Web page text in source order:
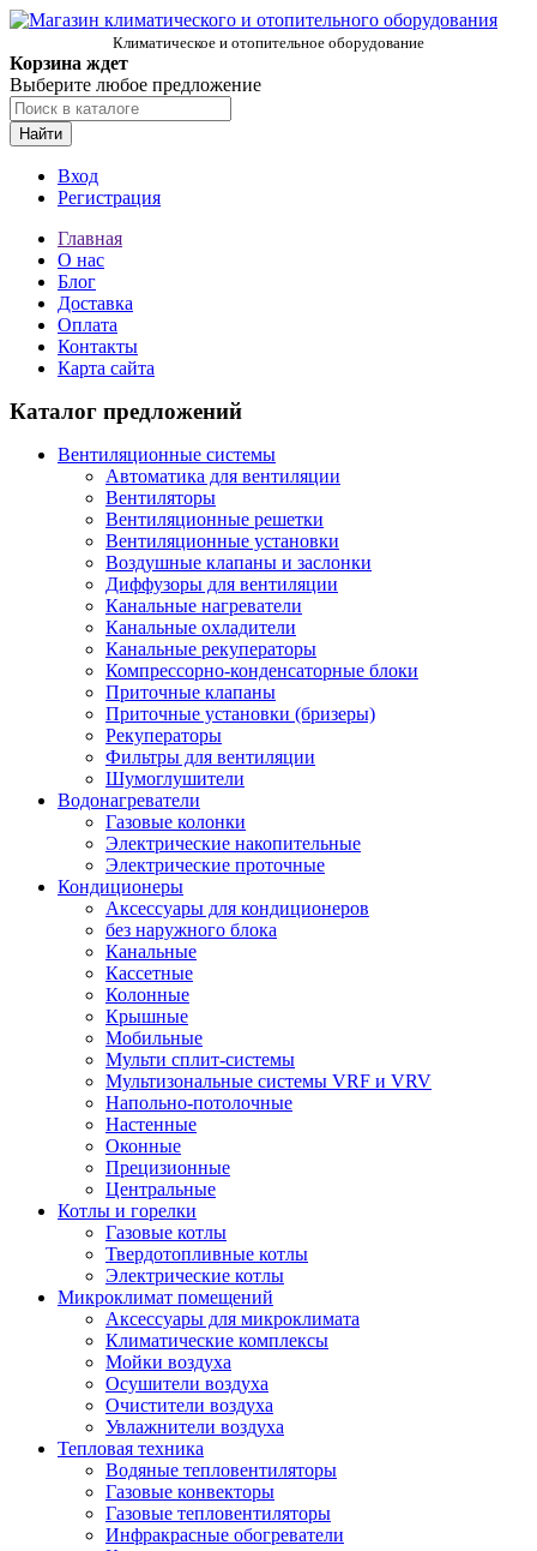
Климатическое и отопительное оборудование
Корзина ждет
Выберите любое предложение
Найти
Вход
Регистрация
Главная
О нас
Блог
Доставка
Оплата
Контакты
Карта сайта
Каталог предложений
Вентиляционные системы
Автоматика для вентиляции
Вентиляторы
Вентиляционные решетки
Вентиляционные установки
Воздушные клапаны и заслонки
Диффузоры для вентиляции
Канальные нагреватели
Канальные охладители
Канальные рекуператоры
Компрессорно-конденсаторные блоки
Приточные клапаны
Приточные установки (бризеры)
Рекуператоры
Фильтры для вентиляции
Шумоглушители
Водонагреватели
Газовые колонки
Электрические накопительные
Электрические проточные
Кондиционеры
Аксессуары для кондиционеров
без наружного блока
Канальные
Кассетные
Колонные
Крышные
Мобильные
Мульти сплит-системы
Мультизональные системы VRF и VRV
Напольно-потолочные
Настенные
Оконные
Прецизионные
Центральные
Котлы и горелки
Газовые котлы
Твердотопливные котлы
Электрические котлы
Микроклимат помещений
Аксессуары для микроклимата
Климатические комплексы
Мойки воздуха
Осушители воздуха
Очистители воздуха
Увлажнители воздуха
Тепловая техника
Водяные тепловентиляторы
Газовые конвекторы
Газовые тепловентиляторы
Инфракрасные обогреватели